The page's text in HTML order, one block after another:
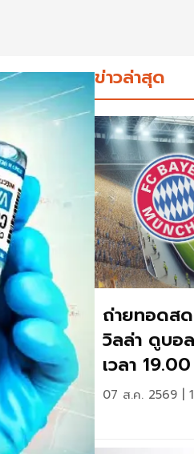
ข่าวล่าสุด
ถ่ายทอดส
วิลล่า ดูบอ
เวลา
07 ส.ค. 2569 |